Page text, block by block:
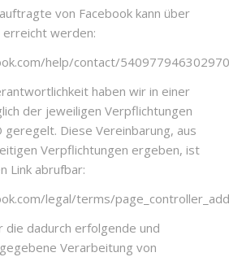
von Facebook kann über
werden:
help/contact/540977946302970
haben wir in einer
der jeweiligen Verpflichtungen
geregelt. Diese Vereinbarung, aus
Verpflichtungen ergeben, ist
Link abrufbar:
legal/terms/
die dadurch erfolgende und
Verarbeitung von